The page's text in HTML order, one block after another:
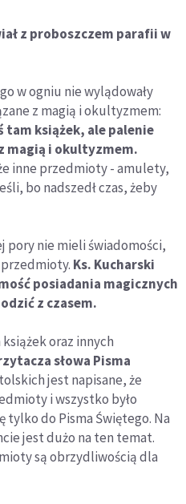
z proboszczem parafii w
w ogniu nie wylądowały
z magią i okultyzmem:
tam książek, ale palenie
magią i okultyzmem.
inne przedmioty - amulety,
bo nadszedł czas, żeby
pory nie mieli świadomości,
Ks. Kucharski
posiadania magicznych
z czasem.
oraz innych
słowa Pisma
jest napisane, że
i wszystko było
tylko do Pisma Świętego. Na
jest dużo na ten temat.
są obrzydliwością dla